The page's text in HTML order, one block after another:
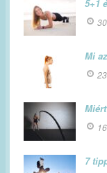
5+1
Mi
7